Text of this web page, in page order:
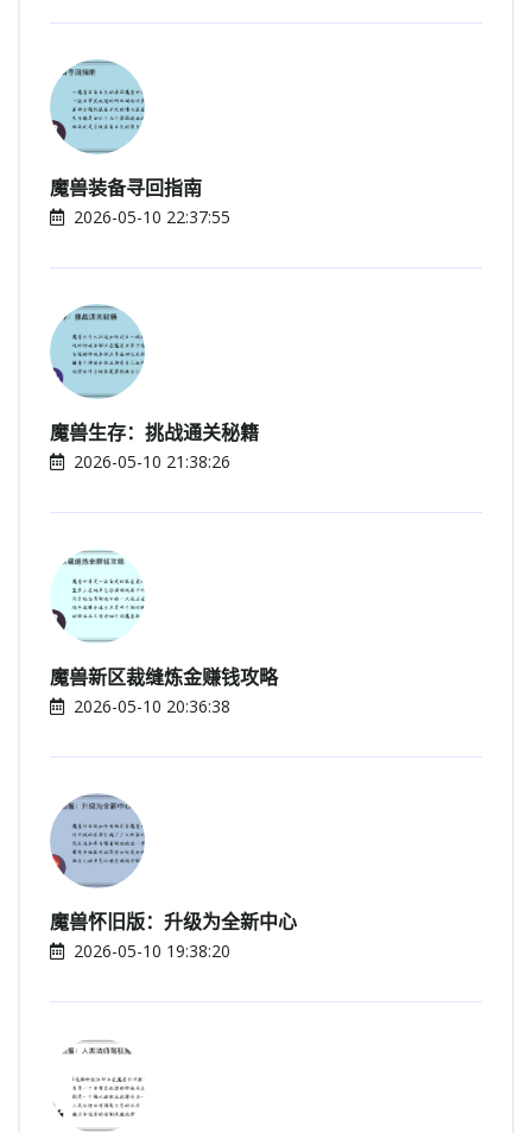
魔兽装备寻回指南
2026-05-10 22:37:55
魔兽生存：挑战通关秘籍
2026-05-10 21:38:26
魔兽新区裁缝炼金赚钱攻略
2026-05-10 20:36:38
魔兽怀旧版：升级为全新中心
2026-05-10 19:38:20